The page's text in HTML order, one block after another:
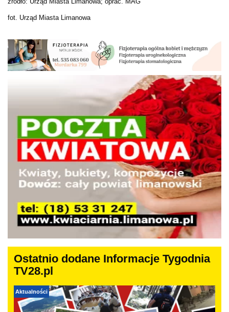
fot. Urząd Miasta Limanowa
Ostatnio dodane Informacje Tygodnia
TV28.pl
Aktualności